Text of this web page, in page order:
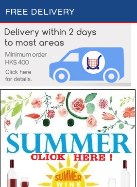
FREE DELIVERY